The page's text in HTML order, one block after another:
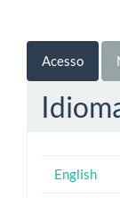
Acesso
English